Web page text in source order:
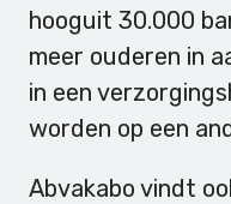
hooguit 30.000
meer ouderen in
in een
worden op een
Abvakabo vindt